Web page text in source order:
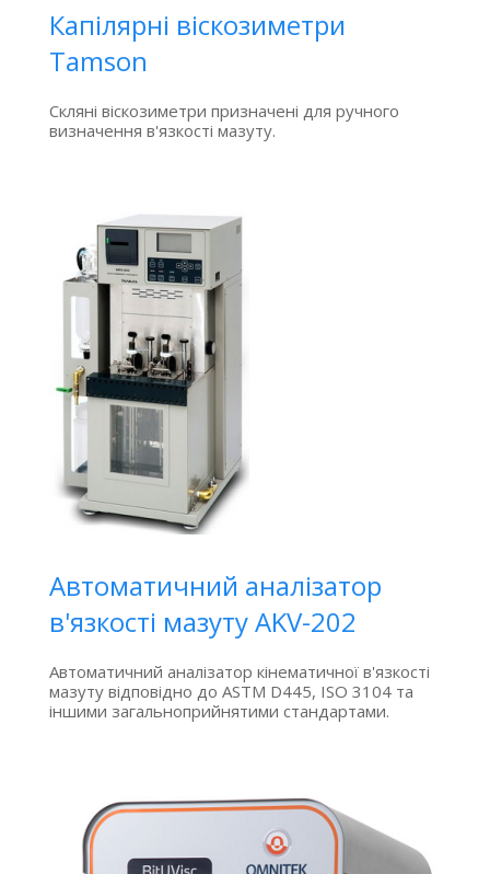
Капілярні віскозиметри
Tamson
Скляні віскозиметри призначені для ручного
визначення в'язкості мазуту.
Автоматичний аналізатор
в'язкості мазуту AKV-202
Автоматичний аналізатор кінематичної в'язкості
мазуту відповідно до ASTM D445, ISO 3104 та
іншими загальноприйнятими стандартами.